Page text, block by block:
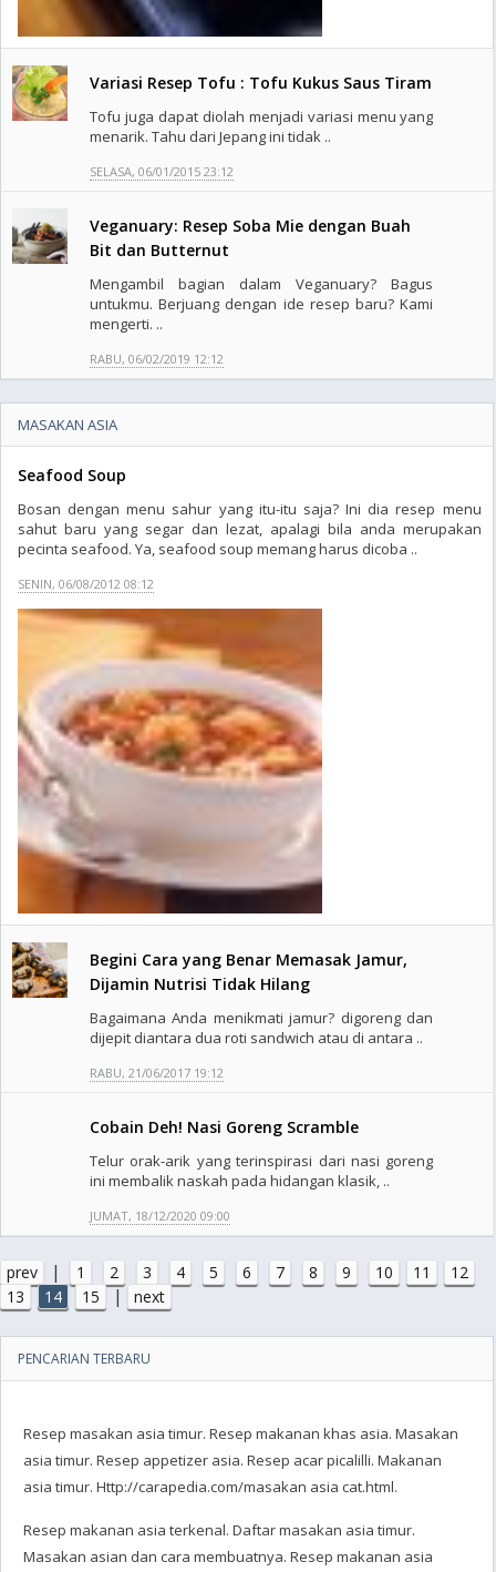
Variasi Resep Tofu : Tofu Kukus Saus Tiram
Tofu juga dapat diolah menjadi variasi menu yang
menarik. Tahu dari Jepang ini tidak ..
SELASA, 06/01/2015 23:12
Veganuary: Resep Soba Mie dengan Buah
Bit dan Butternut
Mengambil bagian dalam Veganuary? Bagus
untukmu. Berjuang dengan ide resep baru? Kami
mengerti. ..
RABU, 06/02/2019 12:12
MASAKAN ASIA
Seafood Soup
Bosan dengan menu sahur yang itu-itu saja? Ini dia resep menu
sahut baru yang segar dan lezat, apalagi bila anda merupakan
pecinta seafood. Ya, seafood soup memang harus dicoba ..
SENIN, 06/08/2012 08:12
Begini Cara yang Benar Memasak Jamur,
Dijamin Nutrisi Tidak Hilang
Bagaimana Anda menikmati jamur? digoreng dan
dijepit diantara dua roti sandwich atau di antara ..
RABU, 21/06/2017 19:12
Cobain Deh! Nasi Goreng Scramble
Telur orak-arik yang terinspirasi dari nasi goreng
ini membalik naskah pada hidangan klasik, ..
JUMAT, 18/12/2020 09:00
prev | 1 2 3 4 5 6 7 8 9 10 11
12
13
14 15 | next
PENCARIAN TERBARU
Resep masakan asia timur. Resep makanan khas asia. Masakan
asia timur. Resep appetizer asia. Resep acar picalilli. Makanan
asia timur. Http://carapedia.com/masakan asia cat.html.
Resep makanan asia terkenal. Daftar masakan asia timur.
Masakan asian dan cara membuatnya. Resep makanan asia